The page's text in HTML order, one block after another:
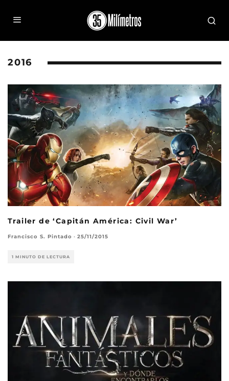
2016
Trailer de ‘Capitán América: Civil War’
Francisco S. Pintado · 25/11/2015
1 MINUTO DE LECTURA